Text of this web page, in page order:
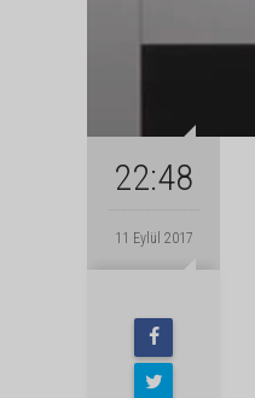
22:48
11 Eylül 2017